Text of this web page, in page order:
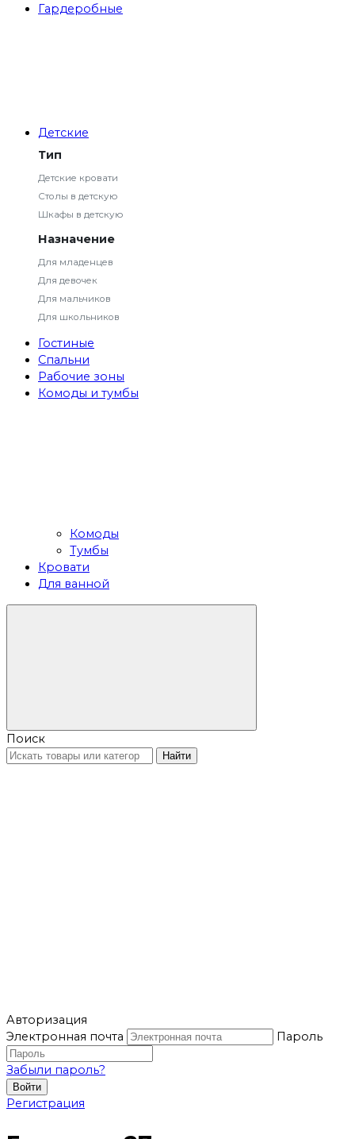
Гардеробные
Детские
Тип
Детские кровати
Столы в детскую
Шкафы в детскую
Назначение
Для младенцев
Для девочек
Для мальчиков
Для школьников
Гостиные
Спальни
Рабочие зоны
Комоды и тумбы
Комоды
Тумбы
Кровати
Для ванной
Поиск
Найти
Авторизация
Электронная почта
Пароль
Забыли пароль?
Войти
Регистрация